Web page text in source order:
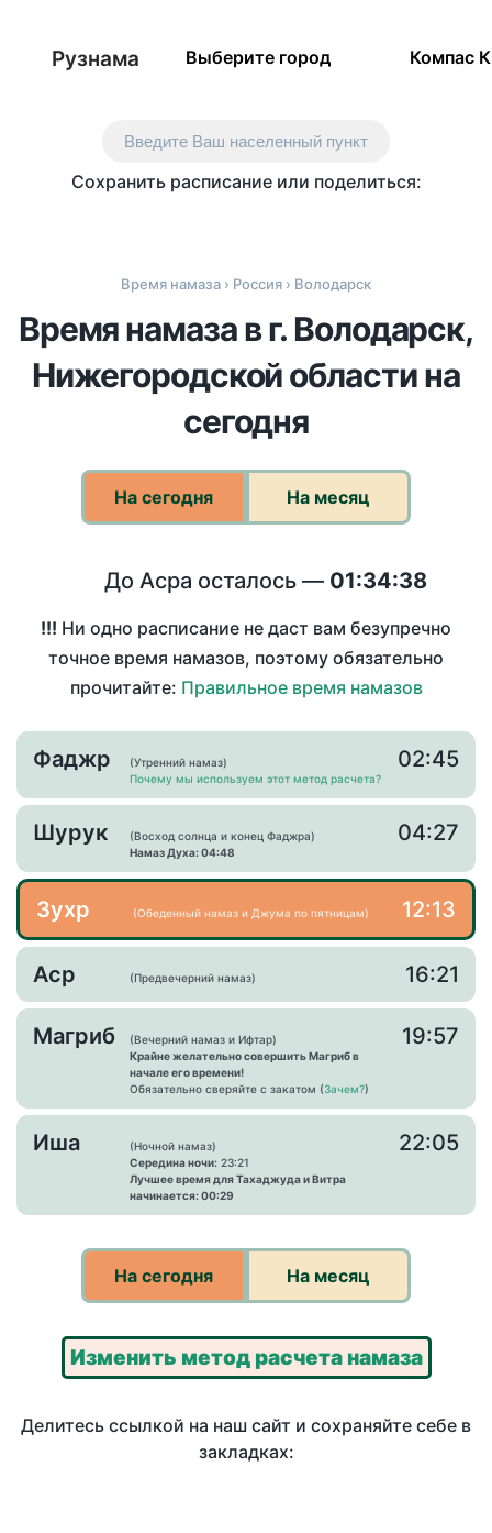
Рузнама Выберите город Компас
Введите Ваш населенный пункт
Сохранить расписание или поделиться:
Время намаза › Россия › Володарск
Время намаза в г. Володарск,
Нижегородской области на
сегодня
На сегодня На месяц
До Асра осталось — 01:34:38
!!! Ни одно расписание не даст вам безупречно
точное время намазов, поэтому обязательно
прочитайте: Правильное время намазов
Фаджр
(Утренний намаз)
Почему мы используем этот метод расчета?
02:45
Шурук
(Восход солнца и конец Фаджра)
Намаз Духа: 04:48
04:27
Зухр (Обеденный намаз и Джума по пятницам) 12:13
Аср (Предвечерний намаз) 16:21
Магриб
(Вечерний намаз и Ифтар)
Крайне желательно совершить Магриб в
начале его времени!
Обязательно сверяйте с закатом (Зачем?)
19:57
Иша
(Ночной намаз)
Середина ночи: 23:21
Лучшее время для Тахаджуда и Витра
начинается: 00:29
22:05
На сегодня На месяц
Изменить метод расчета намаза
Делитесь ссылкой на наш сайт и сохраняйте себе в
закладках: